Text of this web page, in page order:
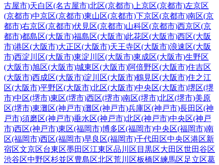
古屋市)天白区(名古屋市)北区(京都市) 上京区(京都市)左京区
(京都市)中京区(京都市)東山区(京都市)下京区(京都市)南区(京
都市)右京区(京都市)伏見区(京都市)山科区(京都市)西京区(京
都市)都島区(大阪市)福島区(大阪市)此花区(大阪市)西区(大阪
市)港区(大阪市)大正区(大阪市)天王寺区(大阪市)浪速区(大阪
市)西淀川区(大阪市)東淀川区(大阪市)東成区(大阪市)生野区
(大阪市)旭区(大阪市)城東区(大阪市)阿倍野区(大阪市)住吉区
(大阪市)西成区(大阪市)淀川区(大阪市)鶴見区(大阪市)住之江
区(大阪市)平野区(大阪市)北区(大阪市)中央区(大阪市)堺区(堺
市)中区(堺市)東区(堺市)西区(堺市)南区(堺市)北区(堺市)美原
区(堺市)東灘区(神戸市)灘区(神戸市)兵庫区(神戸市)長田区(神
戸市)須磨区(神戸市)垂水区(神戸市)北区(神戸市)中央区(神戸
市)西区(神戸市)東区(福岡市)博多区(福岡市)中央区(福岡市)南
区(福岡市)西区(福岡市)早良区(福岡市)千代田区中央区港区新
宿区文京区台東区墨田区江東区品川区 目黒区大田区世田谷区
渋谷区中野区杉並区豊島区北区荒川区板橋区練馬区足立区葛